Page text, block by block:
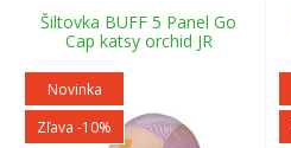
Šiltovka BUFF 5 Panel Go
Cap katsy orchid JR
Novinka
Zľava -10%